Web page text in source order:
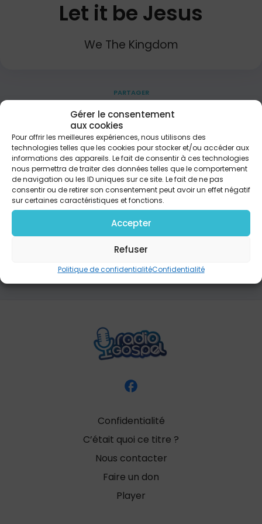
Gérer le consentement
aux cookies
Pour offrir les meilleures expériences, nous utilisons des
technologies telles que les cookies pour stocker et/ou accéder aux
informations des appareils. Le fait de consentir à ces technologies
nous permettra de traiter des données telles que le comportement
de navigation ou les ID uniques sur ce site. Le fait de ne pas
consentir ou de retirer son consentement peut avoir un effet négatif
sur certaines caractéristiques et fonctions.
Accepter
Refuser
Politique de confidentialitéConfidentialité
Let it be Jesus
We The Kingdom
PARTAGER
If there’s a Name On my lips Let it be Jesus My
friend If there’s a way That I wanna live Let it be
Jesus Amen So let it be Jesus Let it be Jesus The
King of kings and The Son of God In the morning In
the evening Let it be Let it be Let it be Jesus If
there’s a hope For this whole world Let it be Jesus
My Lord We’re gonna go To holy shores We’ll be
Broke through the sky Hung on a cross to save my
life I’m walking by faith Not by sight Praisin’ the live
Confidentialité
C’était quoi ce titre ?
Nous contacter
Faire un don
Player